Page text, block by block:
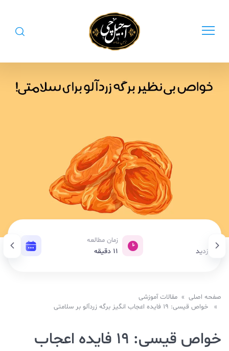
بازدید
8,190 بازدید
زمان مطالعه
11 دقیقه 23 شهریور 1403
صفحه اصلی » مقالات آموزشی
» خواص قیسی: 19 فایده اعجاب انگیز برگه زردآلو بر سلامتی
خواص قیسی: 19 فایده اعجاب